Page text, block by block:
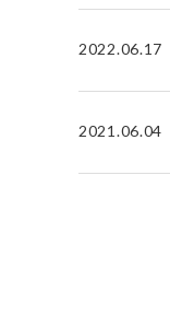
2022.06.17
2021.06.04